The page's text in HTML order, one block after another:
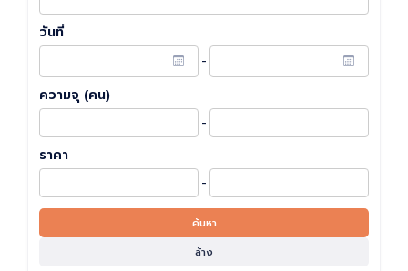
วันที่
-
ความจุ (คน)
-
ราคา
-
ค้นหา
ล้าง